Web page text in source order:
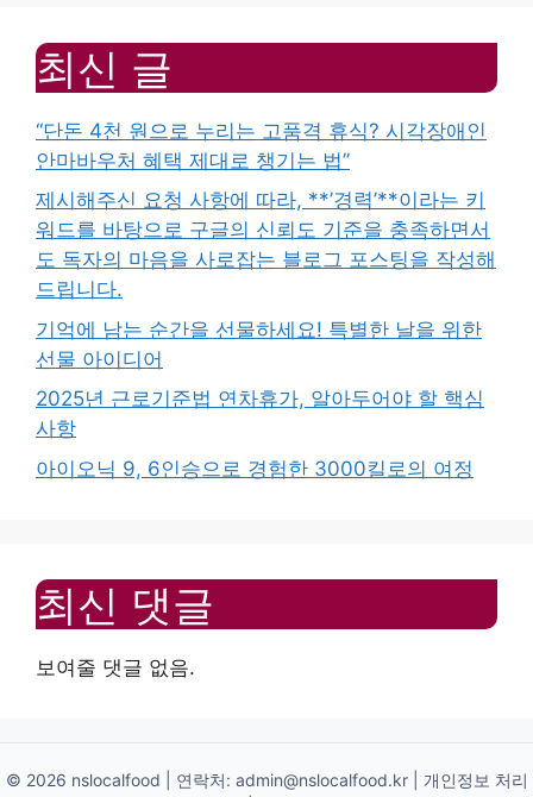
최신 글
“단돈 4천 원으로 누리는 고품격 휴식? 시각장애인
안마바우처 혜택 제대로 챙기는 법”
제시해주신 요청 사항에 따라, **’경력’**이라는 키
워드를 바탕으로 구글의 신뢰도 기준을 충족하면서
도 독자의 마음을 사로잡는 블로그 포스팅을 작성해
드립니다.
기억에 남는 순간을 선물하세요! 특별한 날을 위한
선물 아이디어
2025년 근로기준법 연차휴가, 알아두어야 할 핵심
사항
아이오닉 9, 6인승으로 경험한 3000킬로의 여정
최신 댓글
보여줄 댓글 없음.
© 2026 nslocalfood | 연락처: admin@nslocalfood.kr| 개인정보 처리